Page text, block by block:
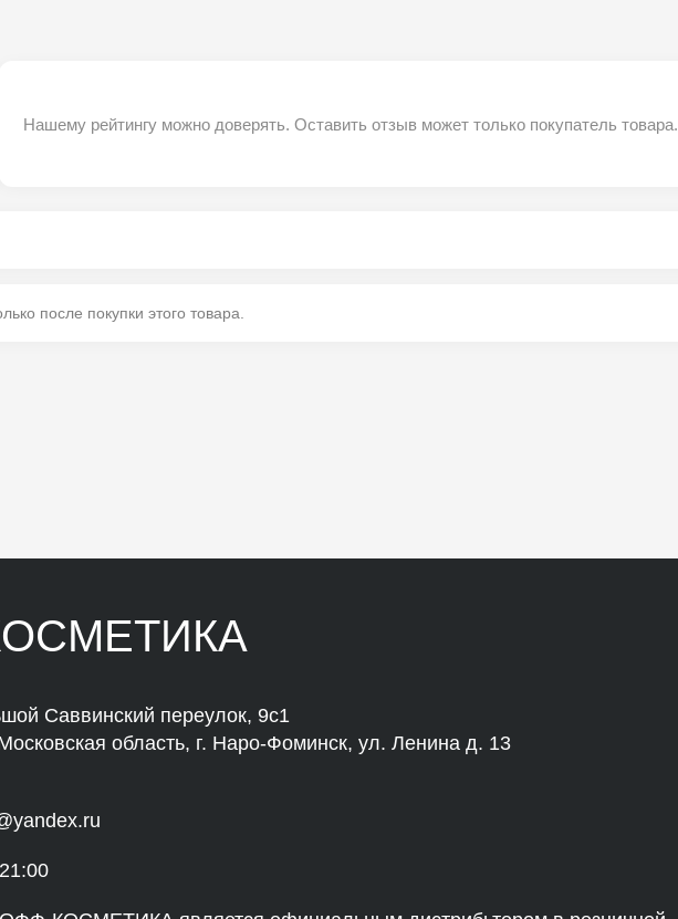
Нашему рейтингу можно доверять. Оставить отзыв может только покупатель товара.
после покупки этого товара.
Саввинский переулок, 9с1
область, г. Наро-Фоминск, ул. Ленина д. 13